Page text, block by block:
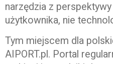
narzędzia z
użytkownika, nie
Tym miejscem dla
AIPORT.pl. Portal